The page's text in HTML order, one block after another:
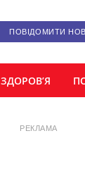
ПОВІДОМИТИ
ЗДОРОВ’Я
РЕКЛАМА